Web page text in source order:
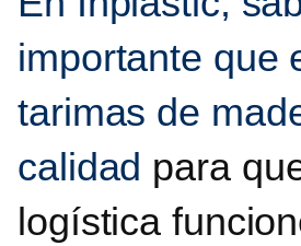
importante que
tarimas de
calidad para
logística